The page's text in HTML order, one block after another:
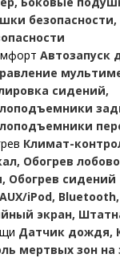
Автозапуск
сидений,
Климат-
Обогрев
Обогрев сидений
AUX/iPod, Bluetooth,
экран,
Датчик дождя,
мертвых зон на